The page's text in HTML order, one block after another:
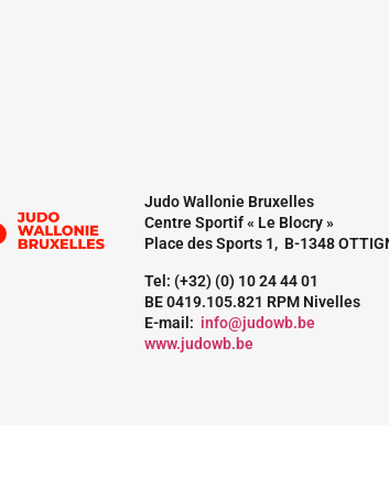
Judo Wallonie Bruxelles
Centre Sportif « Le Blocry »
Place des Sports 1, B-1348
Tel: (+32) (0) 10 24 44 01
BE 0419.105.821 RPM Nivelles
E-mail: info@judowb.be
www.judowb.be